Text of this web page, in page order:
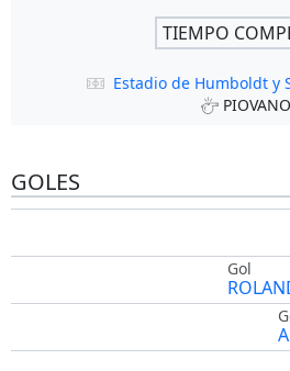
TIEMPO
Estadio de Humboldt y
PIOVANO
GOLES
Gol